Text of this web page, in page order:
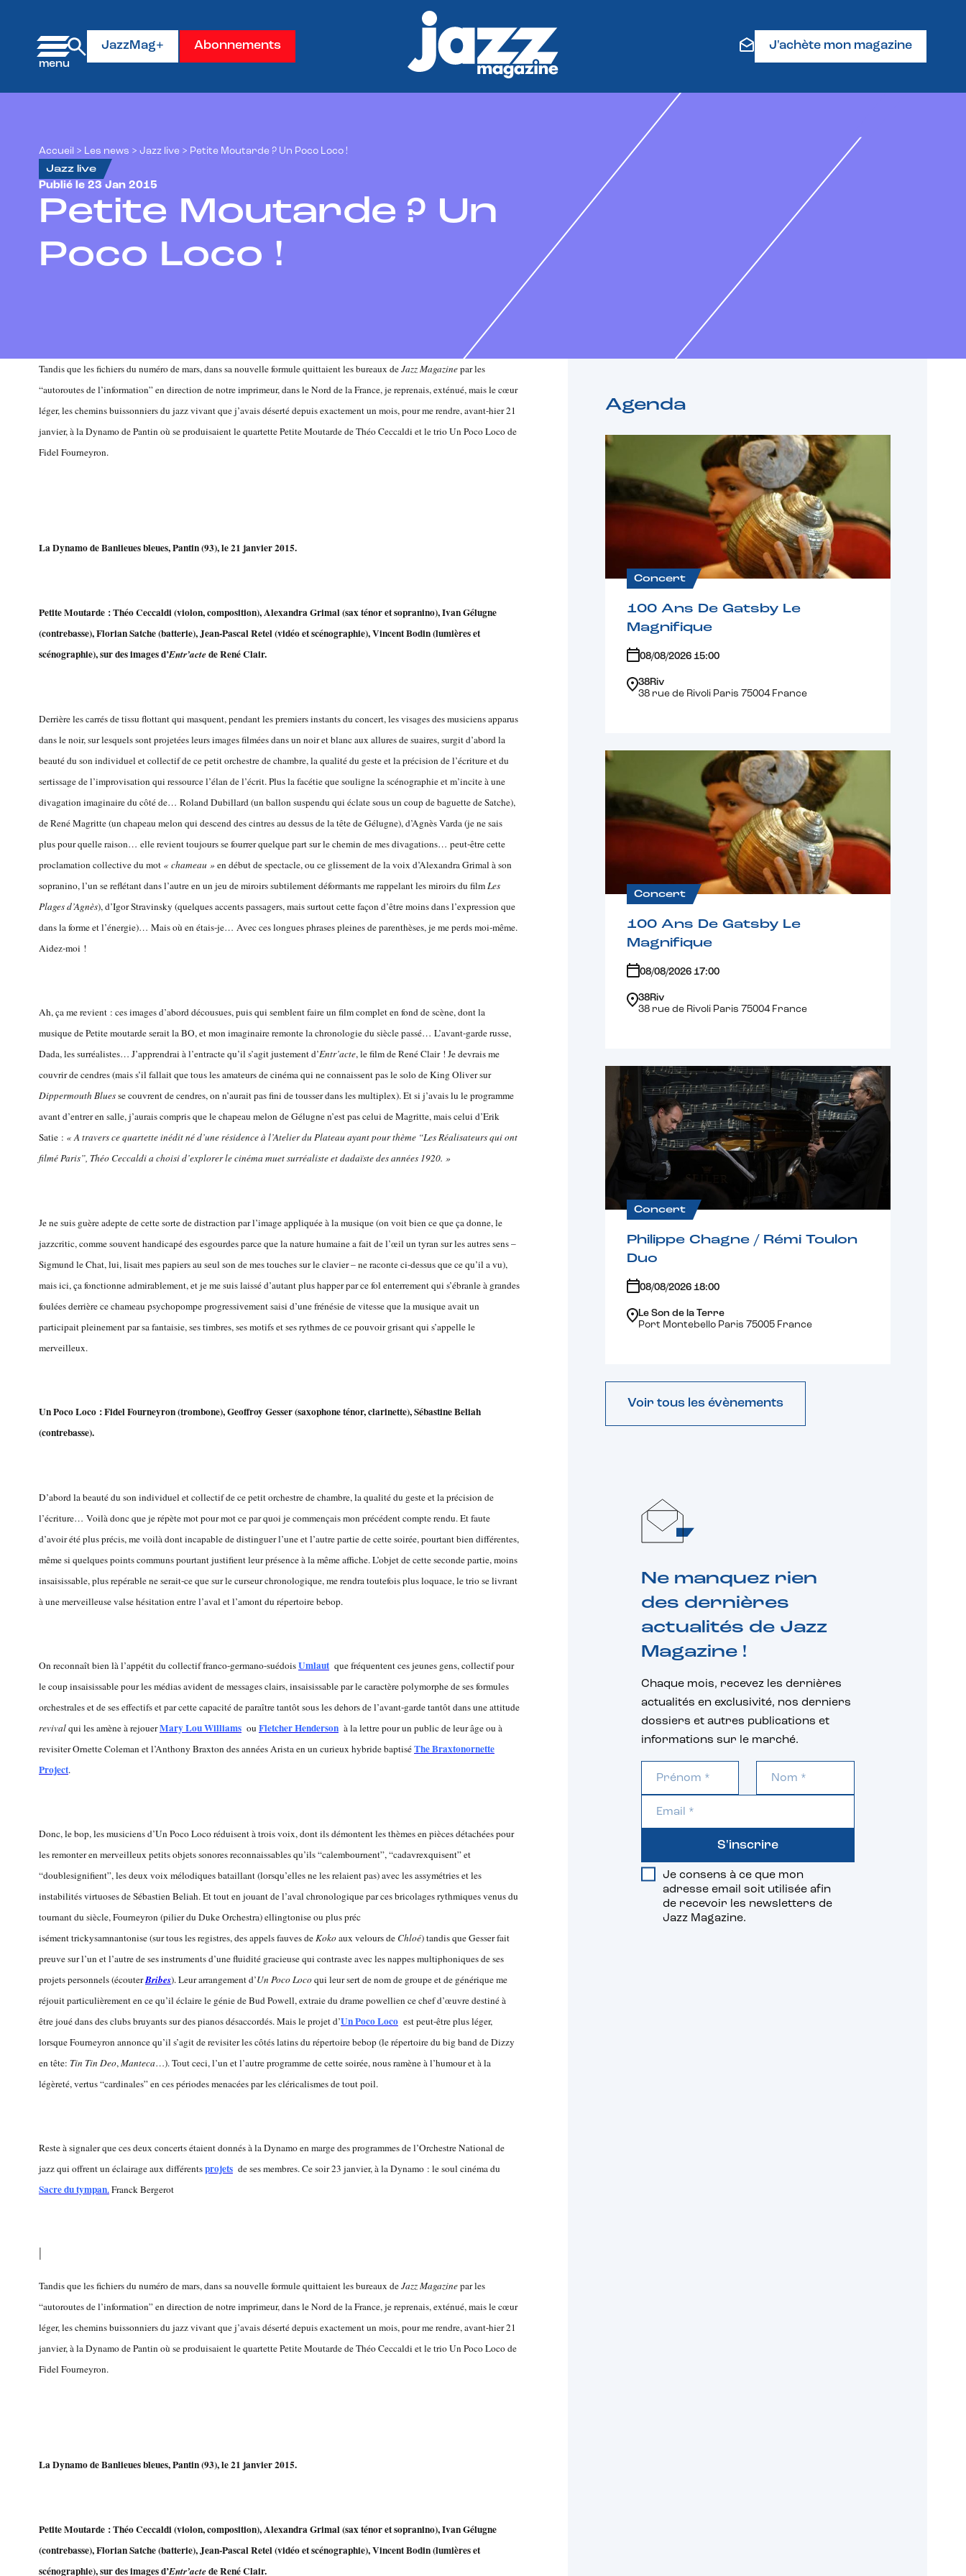
JazzMag+ Abonnements J'achète mon magazine
Accueil > Les news > Jazz live > Petite Moutarde ? Un Poco Loco !
Jazz live
Publié le 23 Jan 2015
Petite Moutarde ? Un
Poco Loco !
Tandis que les fichiers du numéro de mars, dans sa nouvelle formule quittaient les bureaux deJazz Magazinepar les
“autoroutes de l’information” en direction de notre imprimeur, dans le Nord de la France, je reprenais, exténué, mais le cœur
léger, les chemins buissonniers du jazz vivant que j’avais déserté depuis exactement un mois, pour me rendre, avant-hier 21
janvier, à la Dynamo de Pantin où se produisaient le quartette Petite Moutarde de Théo Ceccaldi et le trio Un Poco Loco de
Fidel Fourneyron.
La Dynamo de Banlieues bleues, Pantin (93), le 21 janvier 2015.
Petite Moutarde : Théo Ceccaldi (violon, composition), Alexandra Grimal (sax ténor et sopranino), Ivan Gélugne
(contrebasse), Florian Satche (batterie), Jean-Pascal Retel (vidéo et scénographie), Vincent Bodin (lumières et
scénographie), sur des images d’Entr’actede René Clair.
Derrière les carrés de tissu flottant qui masquent, pendant les premiers instants du concert, les visages des musiciens apparus
dans le noir, sur lesquels sont projetées leurs images filmées dans un noir et blanc aux allures de suaires, surgit d’abord la
beauté du son individuel et collectif de ce petit orchestre de chambre, la qualité du geste et la précision de l’écriture et du
sertissage de l’improvisation qui ressource l’élan de l’écrit. Plus la facétie que souligne la scénographie et m’incite à une
divagation imaginaire du côté de… Roland Dubillard (un ballon suspendu qui éclate sous un coup de baguette de Satche),
de René Magritte (un chapeau melon qui descend des cintres au dessus de la tête de Gélugne), d’Agnès Varda (je ne sais
plus pour quelle raison… elle revient toujours se fourrer quelque part sur le chemin de mes divagations… peut-être cette
proclamation collective du mot « chameau » en début de spectacle, ou ce glissement de la voix d’Alexandra Grimal à son
sopranino, l’un se reflétant dans l’autre en un jeu de miroirs subtilement déformants me rappelant les miroirs du filmLes
Plages d’Agnès), d’Igor Stravinsky (quelques accents passagers, mais surtout cette façon d’être moins dans l’expression que
dans la forme et l’énergie)… Mais où en étais-je… Avec ces longues phrases pleines de parenthèses, je me perds moi-même.
Aidez-moi !
Ah, ça me revient : ces images d’abord décousues, puis qui semblent faire un film complet en fond de scène, dont la
musique de Petite moutarde serait la BO, et mon imaginaire remonte la chronologie du siècle passé… L’avant-garde russe,
Dada, les surréalistes… J’apprendrai à l’entracte qu’il s’agit justement d’Entr’acte, le film de René Clair ! Je devrais me
couvrir de cendres (mais s’il fallait que tous les amateurs de cinéma qui ne connaissent pas le solo de King Oliver sur
Dippermouth Bluesse couvrent de cendres, on n’aurait pas fini de tousser dans les multiplex). Et si j’avais lu le programme
avant d’entrer en salle, j’aurais compris que le chapeau melon de Gélugne n’est pas celui de Magritte, mais celui d’Erik
Satie : « A travers ce quartette inédit né d’une résidence à l’Atelier du Plateau ayant pour thème “Les Réalisateurs qui ont
filmé Paris”, Théo Ceccaldi a choisi d’explorer le cinéma muet surréaliste et dadaïste des années 1920. »
Je ne suis guère adepte de cette sorte de distraction par l’image appliquée à la musique (on voit bien ce que ça donne, le
jazzcritic, comme souvent handicapé des esgourdes parce que la nature humaine a fait de l’œil un tyran sur les autres sens –
Sigmund le Chat, lui, lisait mes papiers au seul son de mes touches sur le clavier – ne raconte ci-dessus que ce qu’il a vu),
mais ici, ça fonctionne admirablement, et je me suis laissé d’autant plus happer par ce fol enterrement qui s’ébranle à grandes
foulées derrière ce chameau psychopompe progressivement saisi d’une frénésie de vitesse que la musique avait un
participait pleinement par sa fantaisie, ses timbres, ses motifs et ses rythmes de ce pouvoir grisant qui s’appelle le
merveilleux.
Un Poco Loco : Fidel Fourneyron (trombone), Geoffroy Gesser (saxophone ténor, clarinette), Sébastine Beliah
(contrebasse).
D’abord la beauté du son individuel et collectif de ce petit orchestre de chambre, la qualité du geste et la précision de
l’écriture… Voilà donc que je répète mot pour mot ce par quoi je commençais mon précédent compte rendu. Et faute
d’avoir été plus précis, me voilà dont incapable de distinguer l’une et l’autre partie de cette soirée, pourtant bien différentes,
même si quelques points communs pourtant justifient leur présence à la même affiche. L’objet de cette seconde partie, moins
insaisissable, plus repérable ne serait-ce que sur le curseur chronologique, me rendra toutefois plus loquace, le trio se livrant
à une merveilleuse valse hésitation entre l’aval et l’amont du répertoire bebop.
On reconnaît bien là l’appétit du collectif franco-germano-suédoisUmlautque fréquentent ces jeunes gens, collectif pour
le coup insaisissable pour les médias avident de messages clairs, insaisissable par le caractère polymorphe de ses formules
orchestrales et de ses effectifs et par cette capacité de paraître tantôt sous les dehors de l’avant-garde tantôt dans une attitude
revivalqui les amène à rejouerMary Lou Williams ou Fletcher Henderson à la lettre pour un public de leur âge ou à
revisiter Ornette Coleman et l’Anthony Braxton des années Arista en un curieux hybride baptiséThe Braxtonornette
Project.
Donc, le bop, les musiciens d’Un Poco Loco réduisent à trois voix, dont ils démontent les thèmes en pièces détachées pour
les remonter en merveilleux petits objets sonores reconnaissables qu’ils “calembournent”, “cadavrexquisent” et
“doublesignifient”, les deux voix mélodiques bataillant (lorsqu’elles ne les relaient pas) avec les assymétries et les
instabilités virtuoses de Sébastien Beliah. Et tout en jouant de l’aval chronologique par ces bricolages rythmiques venus du
tournant du siècle, Fourneyron (pilier du Duke Orchestra) ellingtonise ou plus préc
isément trickysamnantonise (sur tous les registres, des appels fauves deKokoaux velours de Chloé) tandis que Gesser fait
preuve sur l’un et l’autre de ses instruments d’une fluidité gracieuse qui contraste avec les nappes multiphoniques de ses
projets personnels (écouterBribes). Leur arrangement d’Un Poco Locoqui leur sert de nom de groupe et de générique me
réjouit particulièrement en ce qu’il éclaire le génie de Bud Powell, extraie du drame powellien ce chef d’œuvre destiné à
être joué dans des clubs bruyants sur des pianos désaccordés. Mais le projet d’Un Poco Loco est peut-être plus léger,
lorsque Fourneyron annonce qu’il s’agit de revisiter les côtés latins du répertoire bebop (le répertoire du big band de Dizzy
en tête: Tin Tin Deo,Manteca…). Tout ceci, l’un et l’autre programme de cette soirée, nous ramène à l’humour et à la
légèreté, vertus “cardinales” en ces périodes menacées par les cléricalismes de tout poil.
Reste à signaler que ces deux concerts étaient donnés à la Dynamo en marge des programmes de l’Orchestre National de
jazz qui offrent un éclairage aux différentsprojets de ses membres. Ce soir 23 janvier, à la Dynamo : le soul cinéma du
Sacre du tympan.Franck Bergerot
Tandis que les fichiers du numéro de mars, dans sa nouvelle formule quittaient les bureaux deJazz Magazinepar les
“autoroutes de l’information” en direction de notre imprimeur, dans le Nord de la France, je reprenais, exténué, mais le cœur
léger, les chemins buissonniers du jazz vivant que j’avais déserté depuis exactement un mois, pour me rendre, avant-hier 21
janvier, à la Dynamo de Pantin où se produisaient le quartette Petite Moutarde de Théo Ceccaldi et le trio Un Poco Loco de
Fidel Fourneyron.
La Dynamo de Banlieues bleues, Pantin (93), le 21 janvier 2015.
Petite Moutarde : Théo Ceccaldi (violon, composition), Alexandra Grimal (sax ténor et sopranino), Ivan Gélugne
(contrebasse), Florian Satche (batterie), Jean-Pascal Retel (vidéo et scénographie), Vincent Bodin (lumières et
scénographie), sur des images d’Entr’actede René Clair.
Agenda
Concert
100 Ans De Gatsby Le
Magnifique
08/08/2026 15:00
38Riv
38 rue de Rivoli Paris 75004 France
Concert
100 Ans De Gatsby Le
Magnifique
08/08/2026 17:00
38Riv
38 rue de Rivoli Paris 75004 France
Concert
Philippe Chagne / Rémi Toulon
Duo
08/08/2026 18:00
Le Son de la Terre
Port Montebello Paris 75005 France
Voir tous les évènements
Ne manquez rien
des dernières
actualités de Jazz
Magazine !
Chaque mois, recevez les dernières
actualités en exclusivité, nos derniers
dossiers et autres publications et
informations sur le marché.
Je consens à ce que mon
adresse email soit utilisée afin
de recevoir les newsletters de
Jazz Magazine.
S'inscrire